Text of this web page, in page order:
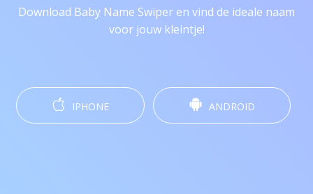
Download Baby Name Swiper en vind de ideale naam
voor jouw kleintje!
IPHONE ANDROID